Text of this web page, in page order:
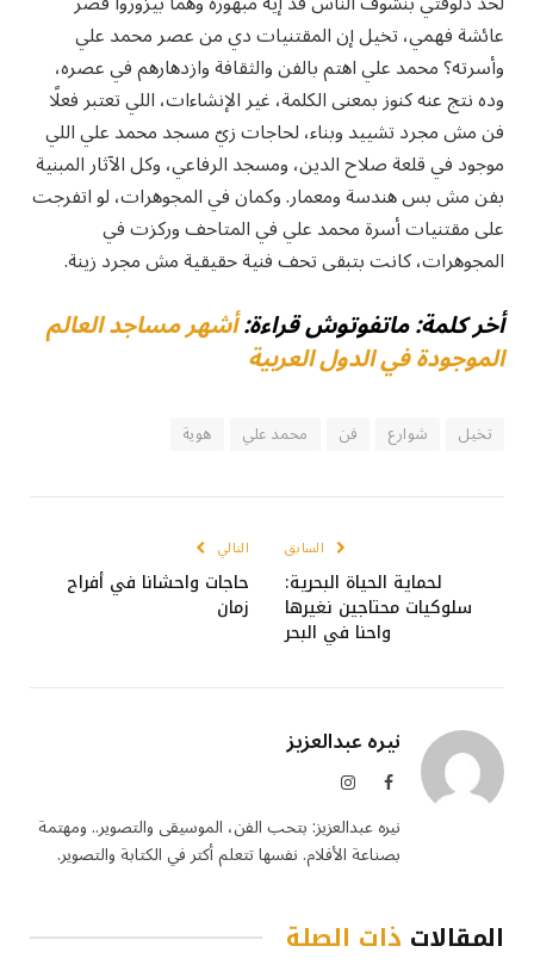
عائشة فهمي، تخيل إن المقتنيات دي من عصر محمد علي
وأسرته؟ محمد علي اهتم بالفن والثقافة وازدهارهم في عصره،
وده نتج عنه كنوز بمعنى الكلمة، غير الإنشاءات، اللي تعتبر فعلًا
فن مش مجرد تشييد وبناء، لحاجات زيّ مسجد محمد علي اللي
موجود في قلعة صلاح الدين، ومسجد الرفاعي، وكل الآثار المبنية
بفن مش بس هندسة ومعمار. وكمان في المجوهرات، لو اتفرجت
على مقتنيات أسرة محمد علي في المتاحف وركزت في
المجوهرات، كانت بتبقى تحف فنية حقيقية مش مجرد زينة.
أخر كلمة: ماتفوتوش قراءة:أشهر مساجد العالم
الموجودة في الدول العربية
تخيل شوارع فن محمد علي هوية
السابق
لحماية الحياة البحرية:
سلوكيات محتاجين نغيرها
واحنا في البحر
التالي
حاجات واحشانا في أفراح
زمان
نيره عبدالعزيز
فيسبوكالانستغرام
نيره عبدالعزيز: بتحب الفن، الموسيقى والتصوير.. ومهتمة
بصناعة الأفلام. نفسها تتعلم أكتر في الكتابة والتصوير.
المقالات ذات الصلة